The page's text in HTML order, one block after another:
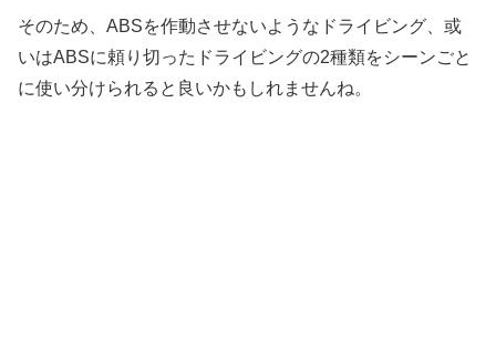
そのため、ABSを作動させないようなドライビング、或
いはABSに頼り切ったドライビングの2種類をシーンごと
に使い分けられると良いかもしれませんね。